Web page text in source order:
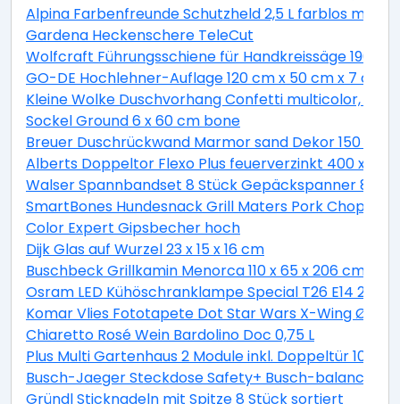
Alpina Farbenfreunde Schutzheld 2,5 L farblos matt
Gardena Heckenschere TeleCut
Wolfcraft Führungsschiene für Handkreissäge 190 x
GO-DE Hochlehner-Auflage 120 cm x 50 cm x 7 cm,
Kleine Wolke Duschvorhang Confetti multicolor, 180
Sockel Ground 6 x 60 cm bone
Breuer Duschrückwand Marmor sand Dekor 150 x
Alberts Doppeltor Flexo Plus feuerverzinkt 400 x 160
Walser Spannbandset 8 Stück Gepäckspanner 8
SmartBones Hundesnack Grill Maters Pork Chop 3
Color Expert Gipsbecher hoch
Dijk Glas auf Wurzel 23 x 15 x 16 cm
Buschbeck Grillkamin Menorca 110 x 65 x 206 cm
Osram LED Kühöschranklampe Special T26 E14
Komar Vlies Fototapete Dot Star Wars X-Wing Ø
Chiaretto Rosé Wein Bardolino Doc 0,75 L
Plus Multi Gartenhaus 2 Module inkl. Doppeltür 10,5
Busch-Jaeger Steckdose Safety+ Busch-balance® SI,
Gründl Sticknadeln mit Spitze 8 Stück sortiert